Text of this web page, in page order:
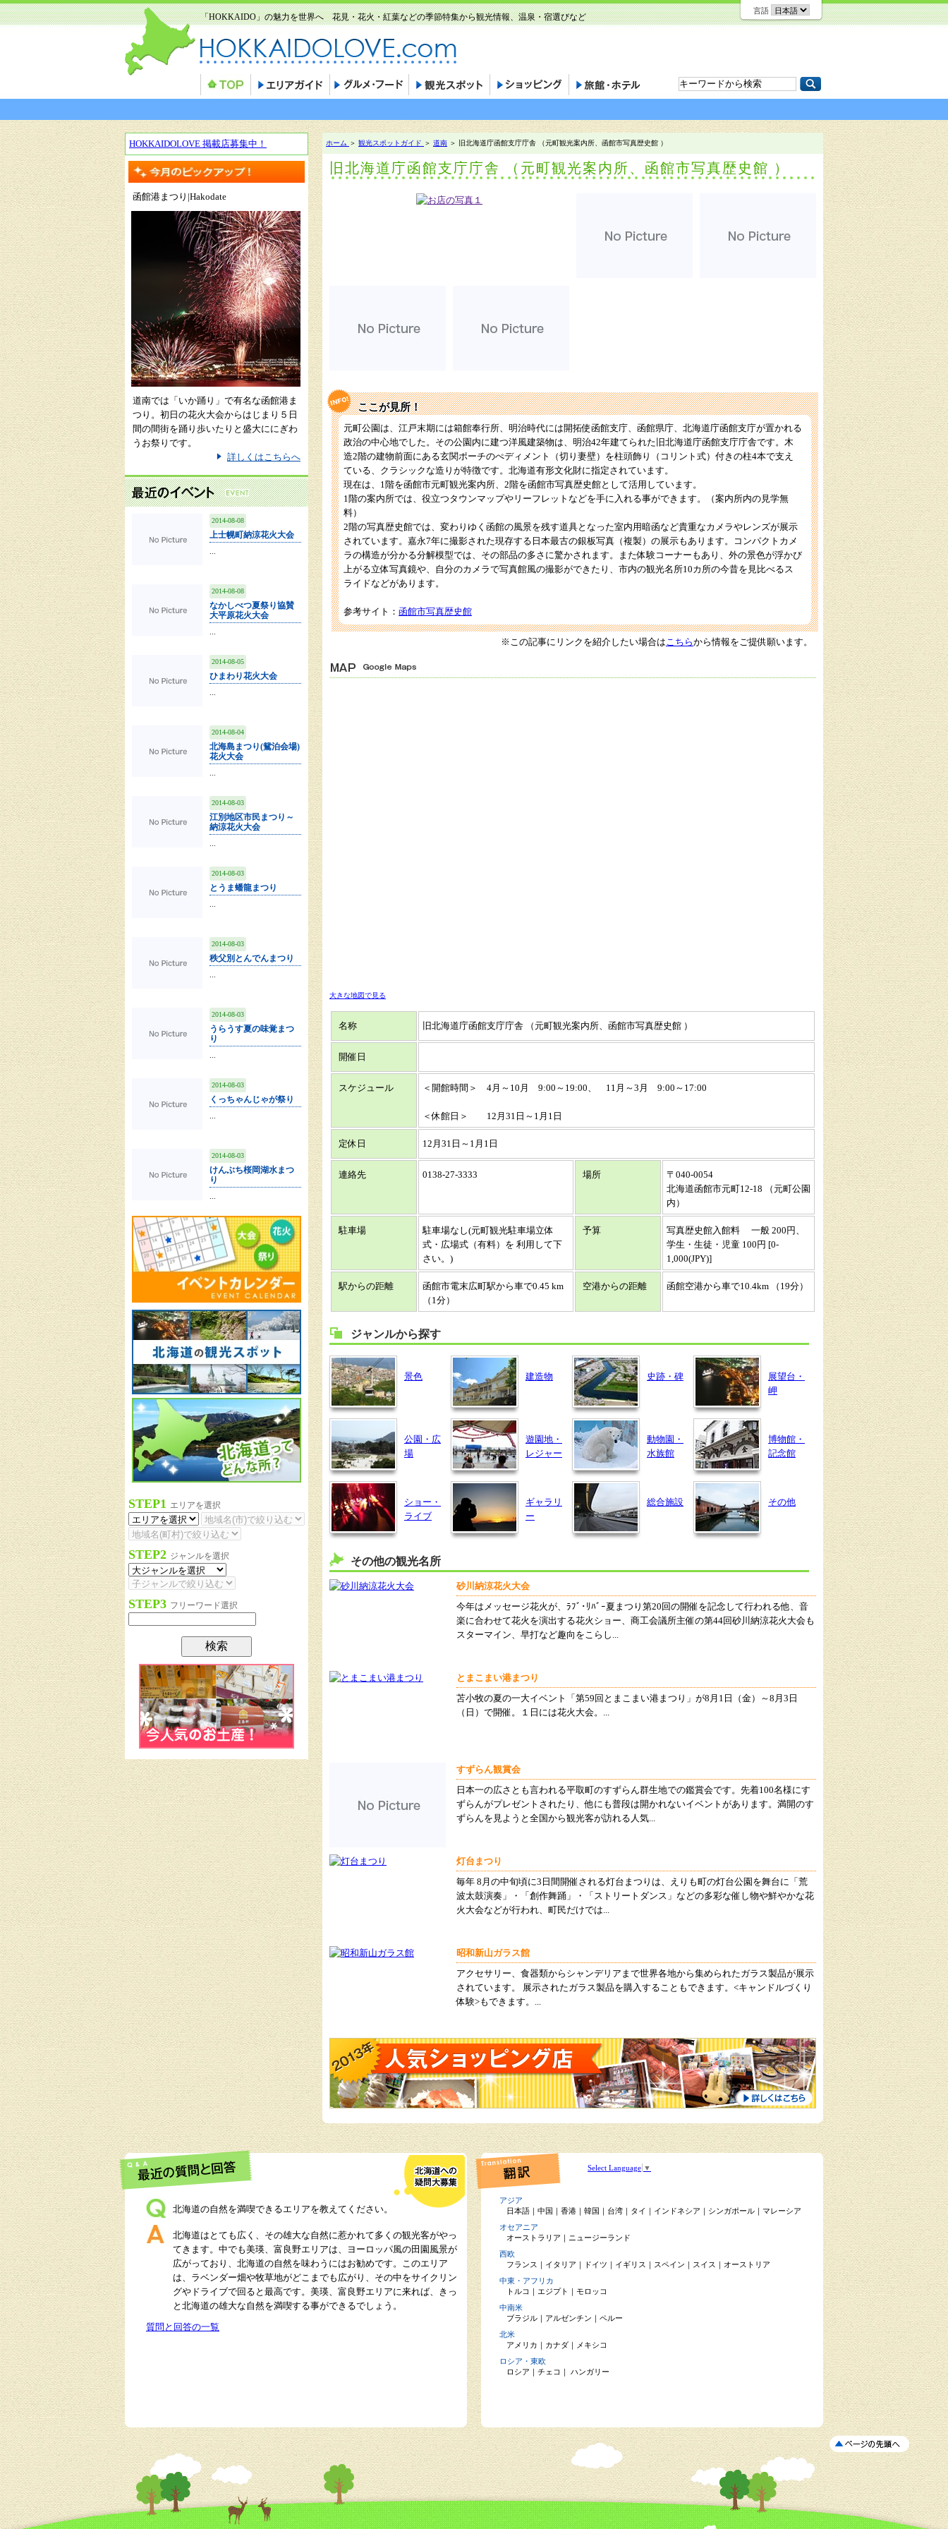
「HOKKAIDO」の魅力を世界へ 花見・花火・紅葉などの季節特集から観光情報、温泉・宿選びなど
言語
HOKKAIDOLOVE 掲載店募集中！
函館港まつり|Hakodate
道南では「いか踊り」で有名な函館港ま
つり。初日の花火大会からはじまり５日
間の間街を踊り歩いたりと盛大ににぎわ
うお祭りです。
詳しくはこちらへ
2014-08-08
上士幌町納涼花火大会
2014-08-08
なかしべつ夏祭り協賛
大平原花火大会
2014-08-05
ひまわり花火大会
2014-08-04
北海島まつり(鴛泊会場)
花火大会
2014-08-03
江別地区市民まつり～
納涼花火大会
2014-08-03
とうま蟠龍まつり
2014-08-03
秩父別とんでんまつり
2014-08-03
うらうす夏の味覚まつ
り
2014-08-03
くっちゃんじゃが祭り
2014-08-03
けんぶち桜岡湖水まつ
り
STEP1 エリアを選択
STEP2 ジャンルを選択
STEP3 フリーワード選択
ホーム ＞ 観光スポットガイド ＞ 道南 ＞ 旧北海道庁函館支庁庁舎 （元町観光案内所、函館市写真歴史館 ）
旧北海道庁函館支庁庁舎 （元町観光案内所、函館市写真歴史館 ）
ここが見所！
元町公園は、江戸末期には箱館奉行所、明治時代には開拓使函館支庁、函館県庁、北海道庁函館支庁が置かれる
政治の中心地でした。その公園内に建つ洋風建築物は、明治42年建てられた旧北海道庁函館支庁庁舎です。木
造2階の建物前面にある玄関ポーチのぺディメント（切り妻壁）を柱頭飾り（コリント式）付きの柱4本で支え
ている、クラシックな造りが特徴です。北海道有形文化財に指定されています。
現在は、1階を函館市元町観光案内所、2階を函館市写真歴史館として活用しています。
1階の案内所では、役立つタウンマップやリーフレットなどを手に入れる事ができます。（案内所内の見学無
料）
2階の写真歴史館では、変わりゆく函館の風景を残す道具となった室内用暗函など貴重なカメラやレンズが展示
されています。嘉永7年に撮影された現存する日本最古の銀板写真（複製）の展示もあります。コンパクトカメ
ラの構造が分かる分解模型では、その部品の多さに驚かされます。また体験コーナーもあり、外の景色が浮かび
上がる立体写真鏡や、自分のカメラで写真館風の撮影ができたり、市内の観光名所10カ所の今昔を見比べるス
ライドなどがあります。
参考サイト： 函館市写真歴史館
※この記事にリンクを紹介したい場合はこちらから情報をご提供願います。
大きな地図で見る
名称 旧北海道庁函館支庁庁舎 （元町観光案内所、函館市写真歴史館 ）
開催日
スケジュール ＜開館時間＞ 4月～10月 9:00～19:00、 11月～3月 9:00～17:00
＜休館日＞ 12月31日～1月1日
定休日 12月31日～1月1日
連絡先 0138-27-3333 場所
〒040-0054
北海道函館市元町12-18 （元町公園
内）
駐車場
駐車場なし(元町観光駐車場立体
式・広場式（有料）を 利用して下
さい。)
予算
写真歴史館入館料 一般 200円、
学生・生徒・児童 100円 [0-
1,000(JPY)]
駅からの距離
函館市電末広町駅から車で0.45 km
（1分）
空港からの距離 函館空港から車で10.4km （19分）
ジャンルから探す
景色 建造物 史跡・碑
展望台・
岬
公園・広
場
遊園地・
レジャー
動物園・
水族館
博物館・
記念館
ショー・
ライブ
ギャラリ
ー
総合施設 その他
その他の観光名所
砂川納涼花火大会
今年はメッセージ花火が、ﾗﾌﾞ･ﾘﾊﾞｰ夏まつり第20回の開催を記念して行われる他、音
楽に合わせて花火を演出する花火ショー、商工会議所主催の第44回砂川納涼花火大会も
スターマイン、早打など趣向をこらし...
とまこまい港まつり
苫小牧の夏の一大イベント「第59回とまこまい港まつり」が8月1日（金）～8月3日
（日）で開催。１日には花火大会。...
すずらん観賞会
日本一の広さとも言われる平取町のすずらん群生地での鑑賞会です。先着100名様にす
ずらんがプレゼントされたり、他にも普段は開かれないイベントがあります。満開のす
ずらんを見ようと全国から観光客が訪れる人気...
灯台まつり
毎年 8月の中旬頃に3日間開催される灯台まつりは、えりも町の灯台公園を舞台に「荒
波太鼓演奏」・「創作舞踊」・「ストリートダンス」などの多彩な催し物や鮮やかな花
火大会などが行われ、町民だけでは...
昭和新山ガラス館
アクセサリー、食器類からシャンデリアまで世界各地から集められたガラス製品が展示
されています。 展示されたガラス製品を購入することもできます。<キャンドルづくり
体験>もできます。...
北海道の自然を満喫できるエリアを教えてください。
北海道はとても広く、その雄大な自然に惹かれて多くの観光客がやっ
てきます。中でも美瑛、富良野エリアは、ヨーロッパ風の田園風景が
広がっており、北海道の自然を味わうにはお勧めです。このエリア
は、ラベンダー畑や牧草地がどこまでも広がり、その中をサイクリン
グやドライブで回ると最高です。美瑛、富良野エリアに来れば、きっ
と北海道の雄大な自然を満喫する事ができるでしょう。
質問と回答の一覧
Select Language ▼
アジア
日本語 ｜ 中国 ｜ 香港 ｜ 韓国 ｜ 台湾 ｜ タイ ｜ インドネシア ｜ シンガポール ｜ マレーシア
オセアニア
オーストラリア ｜ ニュージーランド
西欧
フランス ｜ イタリア ｜ ドイツ ｜ イギリス ｜ スペイン ｜ スイス ｜ オーストリア
中東・アフリカ
トルコ ｜ エジプト ｜ モロッコ
中南米
ブラジル ｜ アルゼンチン ｜ ペルー
北米
アメリカ ｜ カナダ ｜
メキシコ
ロシア・東欧
ロシア ｜ チェコ ｜ ハンガリー